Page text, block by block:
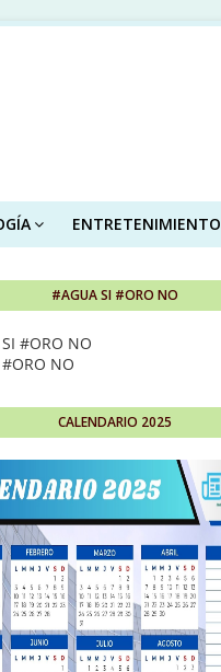
ENTRETENIMIENTO
#AGUA SI #ORO NO
NO
CALENDARIO 2025